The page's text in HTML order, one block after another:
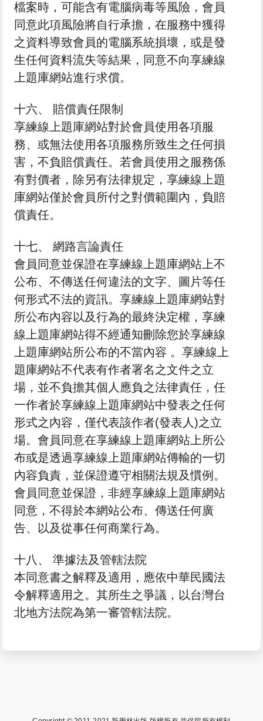
檔案時，可能含有電腦病毒等風險，會員
同意此項風險將自行承擔，在服務中獲得
之資料導致會員的電腦系統損壞，或是發
生任何資料流失等結果，同意不向享練線
上題庫網站進行求償。
十六、 賠償責任限制
享練線上題庫網站對於會員使用各項服
務、或無法使用各項服務所致生之任何損
害，不負賠償責任。若會員使用之服務係
有對價者，除另有法律規定，享練線上題
庫網站僅於會員所付之對價範圍內，負賠
償責任。
十七、 網路言論責任
會員同意並保證在享練線上題庫網站上不
公布、不傳送任何違法的文字、圖片等任
何形式不法的資訊。享練線上題庫網站對
所公布內容以及行為的最終決定權，享練
線上題庫網站得不經通知刪除您於享練線
上題庫網站所公布的不當內容 。享練線上
題庫網站不代表有作者署名之文件之立
場，並不負擔其個人應負之法律責任，任
一作者於享練線上題庫網站中發表之任何
形式之內容，僅代表該作者(發表人)之立
場。會員同意在享練線上題庫網站上所公
布或是透過享練線上題庫網站傳輸的一切
內容負責，並保證遵守相關法規及慣例。
會員同意並保證，非經享練線上題庫網站
同意，不得於本網站公布、傳送任何廣
告、以及從事任何商業行為。
十八、 準據法及管轄法院
本同意書之解釋及適用，應依中華民國法
令解釋適用之。其所生之爭議，以台灣台
北地方法院為第一審管轄法院。